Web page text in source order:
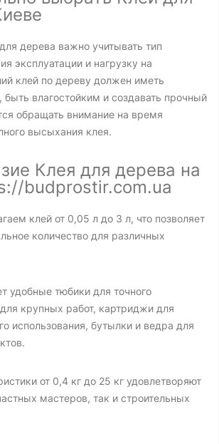
дерева важно учитывать тип
эксплуатации и нагрузку на
клей по дереву должен иметь
влагостойким и создавать прочный
обращать внимание на время
высыхания клея.
Клея для дерева на
budprostir.com.ua
клей от 0,05 л до 3 л, что позволяет
количество для различных
удобные тюбики для точного
крупных работ, картриджи для
использования, бутылки и ведра для
от 0,4 кг до 25 кг удовлетворяют
мастеров, так и строительных